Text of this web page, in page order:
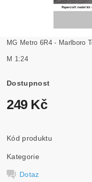
MG Metro 6R4 - Marlboro
M 1:24
Dostupnost
249 Kč
Kód produktu
Kategorie
Dotaz